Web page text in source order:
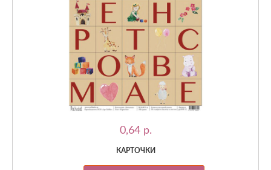
0,64 p.
КАРТОЧКИ